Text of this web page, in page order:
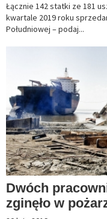
Łącznie 142 statki ze 181
kwartale 2019 roku
Południowej – podaj...
Dwóch
zginęło w